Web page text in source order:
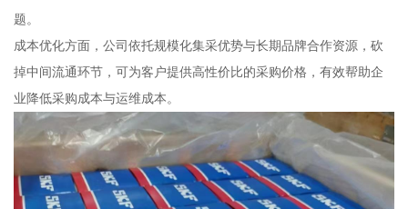
题。
成本优化方面，公司依托规模化集采优势与长期品牌合作资源，砍
掉中间流通环节，可为客户提供高性价比的采购价格，有效帮助企
业降低采购成本与运维成本。